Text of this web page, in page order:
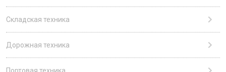
Складская техника
Дорожная техника